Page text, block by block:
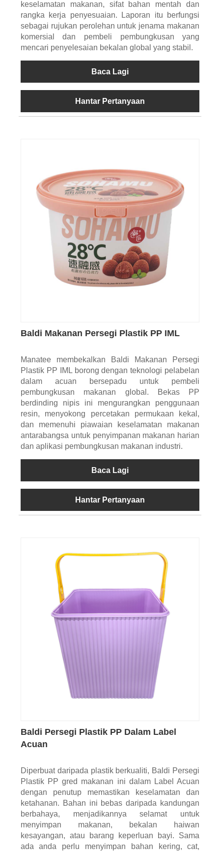
keselamatan makanan, sifat bahan mentah dan
rangka kerja penyesuaian. Laporan itu berfungsi
sebagai rujukan perolehan untuk jenama makanan
komersial dan pembeli pembungkusan yang
mencari penyelesaian bekalan global yang stabil.
Baca Lagi
Hantar Pertanyaan
Baldi Makanan Persegi Plastik PP IML
Manatee membekalkan Baldi Makanan Persegi
Plastik PP IML borong dengan teknologi pelabelan
dalam acuan bersepadu untuk pembeli
pembungkusan makanan global. Bekas PP
berdinding nipis ini mengurangkan penggunaan
resin, menyokong percetakan permukaan kekal,
dan memenuhi piawaian keselamatan makanan
antarabangsa untuk penyimpanan makanan harian
dan aplikasi pembungkusan makanan industri.
Baca Lagi
Hantar Pertanyaan
Baldi Persegi Plastik PP Dalam Label
Acuan
Diperbuat daripada plastik berkualiti, Baldi Persegi
Plastik PP gred makanan ini dalam Label Acuan
dengan penutup memastikan keselamatan dan
ketahanan. Bahan ini bebas daripada kandungan
berbahaya, menjadikannya selamat untuk
menyimpan makanan, bekalan haiwan
kesayangan, atau barang keperluan bayi. Sama
ada anda perlu menyimpan bahan kering, cat,